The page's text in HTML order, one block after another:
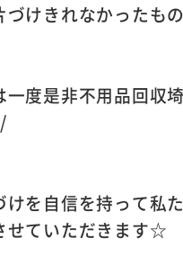
づけきれなかったも
一度是非不用品回収
けを自信を持って私
せていただきます☆